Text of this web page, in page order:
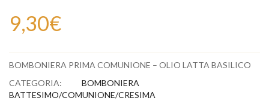
9,30€
BOMBONIERA PRIMA COMUNIONE – OLIO LATTA BASILICO
CATEGORIA:
BOMBONIERA
BATTESIMO/COMUNIONE/CRESIMA